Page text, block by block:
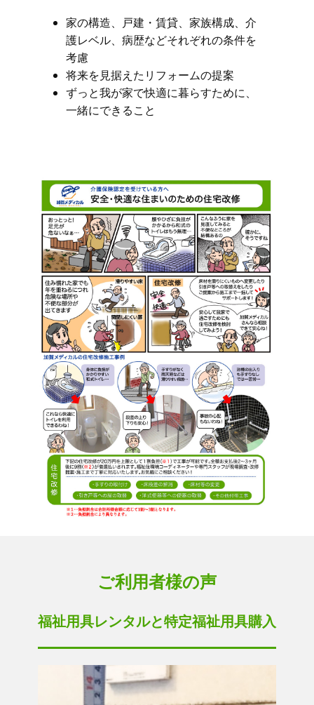
家の構造、戸建・賃貸、家族構成、介
護レベル、病歴などそれぞれの条件を
考慮
将来を見据えたリフォームの提案
ずっと我が家で快適に暮らすために、
一緒にできること
ご利用者様の声
福祉用具レンタルと特定福祉用具購入